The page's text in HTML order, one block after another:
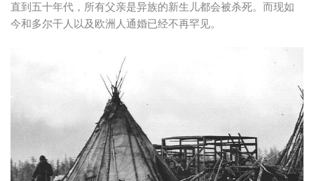
直到五十年代，所有父亲是异族的新生儿都会被杀死。而现如
今和多尔干人以及欧洲人通婚已经不再罕见。